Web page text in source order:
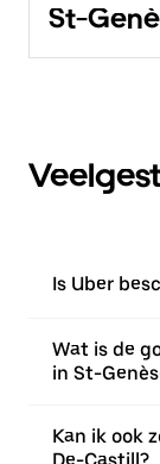
St-
Is Uber
Wat is de
in St-
Kan ik ook